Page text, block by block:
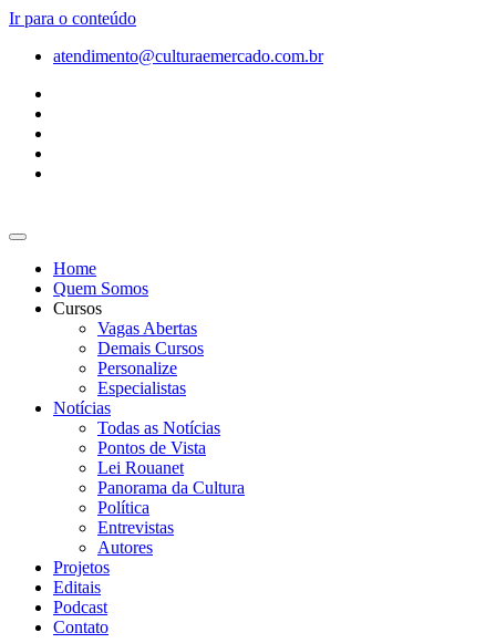
Ir para o conteúdo
atendimento@culturaemercado.com.br
Home
Quem Somos
Cursos
Vagas Abertas
Demais Cursos
Personalize
Especialistas
Notícias
Todas as Notícias
Pontos de Vista
Lei Rouanet
Panorama da Cultura
Política
Entrevistas
Autores
Projetos
Editais
Podcast
Contato